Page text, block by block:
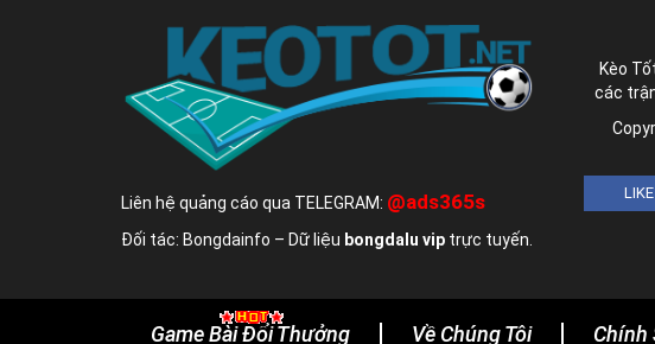
Liên hệ quảng cáo qua TELEGRAM: @ads365s
Đối tác: Bongdainfo – Dữ liệu bongdalu vip trực tuyến.
Kèo
các
Game Bài Đổi Thưởng Về Chúng Tôi Chính